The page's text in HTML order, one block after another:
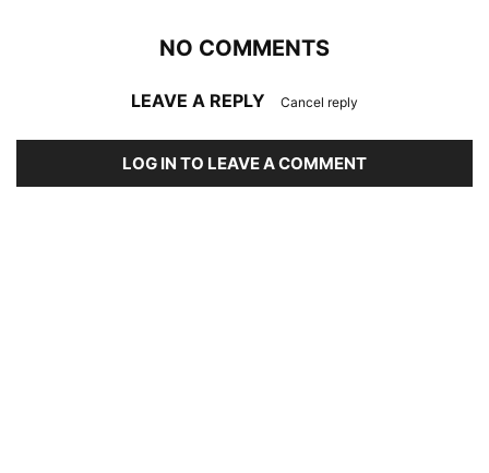
NO COMMENTS
LEAVE A REPLY Cancel reply
LOG IN TO LEAVE A COMMENT